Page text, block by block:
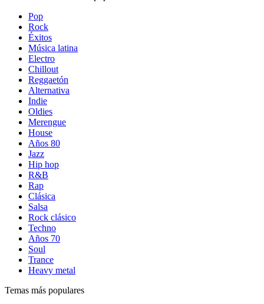
Pop
Rock
Éxitos
Música latina
Electro
Chillout
Reggaetón
Alternativa
Indie
Oldies
Merengue
House
Años 80
Jazz
Hip hop
R&B
Rap
Clásica
Salsa
Rock clásico
Techno
Años 70
Soul
Trance
Heavy metal
Temas más populares